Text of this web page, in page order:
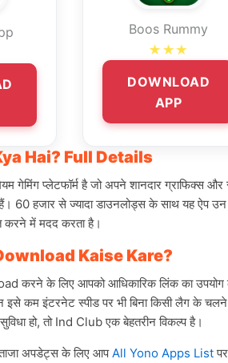
Boos Rummy
★★★
DOWNLOAD
APP
Hai? Full Details
गेमिंग प्लेटफॉर्म है जो अपने शानदार
हजार से ज्यादा डाउनलोड्स के साथ यह ऐप उन
में मदद करता है।
Kaise Kare?
करने के लिए आपको आधिकारिक लिंक का उपयोग
कम इंटरनेट स्पीड पर भी बिना किसी लैग के
हो, तो Ind Club एक बेहतरीन विकल्प है।
अपडेट्स के लिए आपAll Yono Apps List